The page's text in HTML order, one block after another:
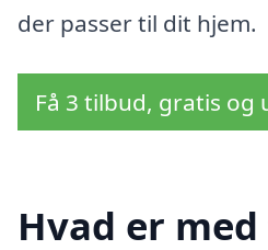
der passer til dit hjem.
Få 3 tilbud, gratis
Hvad er